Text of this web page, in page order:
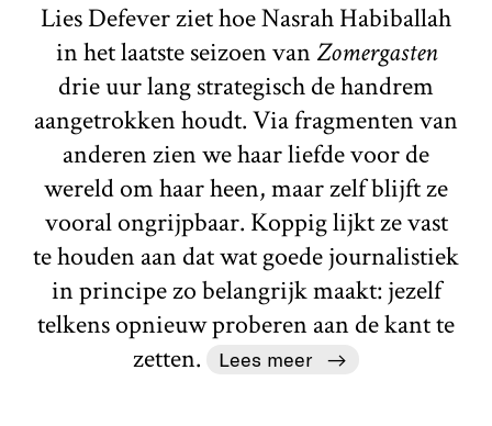
Lies Defever ziet hoe Nasrah Habiballah
in het laatste seizoen vanZomergasten
drie uur lang strategisch de handrem
aangetrokken houdt. Via fragmenten van
anderen zien we haar liefde voor de
wereld om haar heen, maar zelf blijft ze
vooral ongrijpbaar. Koppig lijkt ze vast
te houden aan dat wat goede journalistiek
in principe zo belangrijk maakt: jezelf
telkens opnieuw proberen aan de kant te
zetten.
Lees meer